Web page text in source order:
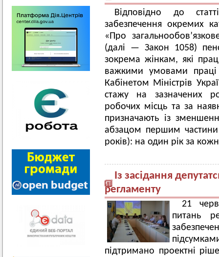
Відповідно до
забезпечення окремих
«Про
(далі — Закон 1058)
зокрема жінкам, які
важкими умовами
Кабінетом Міністрів
стажу на зазначених
робочих місць та за
призначають із
абзацом першим частини
років): на один рік за
Із засідання
регламенту
21
питань
підтримано проектні